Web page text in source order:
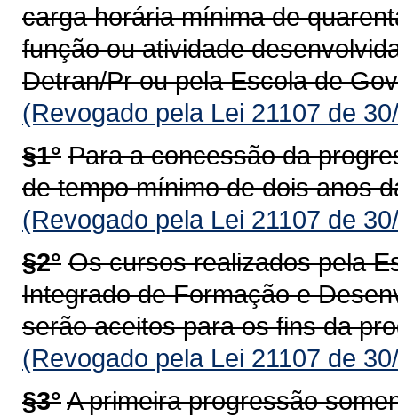
carga horária mínima de
função ou atividade
Detran/Pr ou pela Escola de
(Revogado pela Lei 21107 de
§1° Para a concessão da
de tempo mínimo de dois anos
(Revogado pela Lei 21107 de
§2° Os cursos realizados pela
Integrado de Formação e
serão aceitos para os fins da
(Revogado pela Lei 21107 de
§3°A primeira progressão